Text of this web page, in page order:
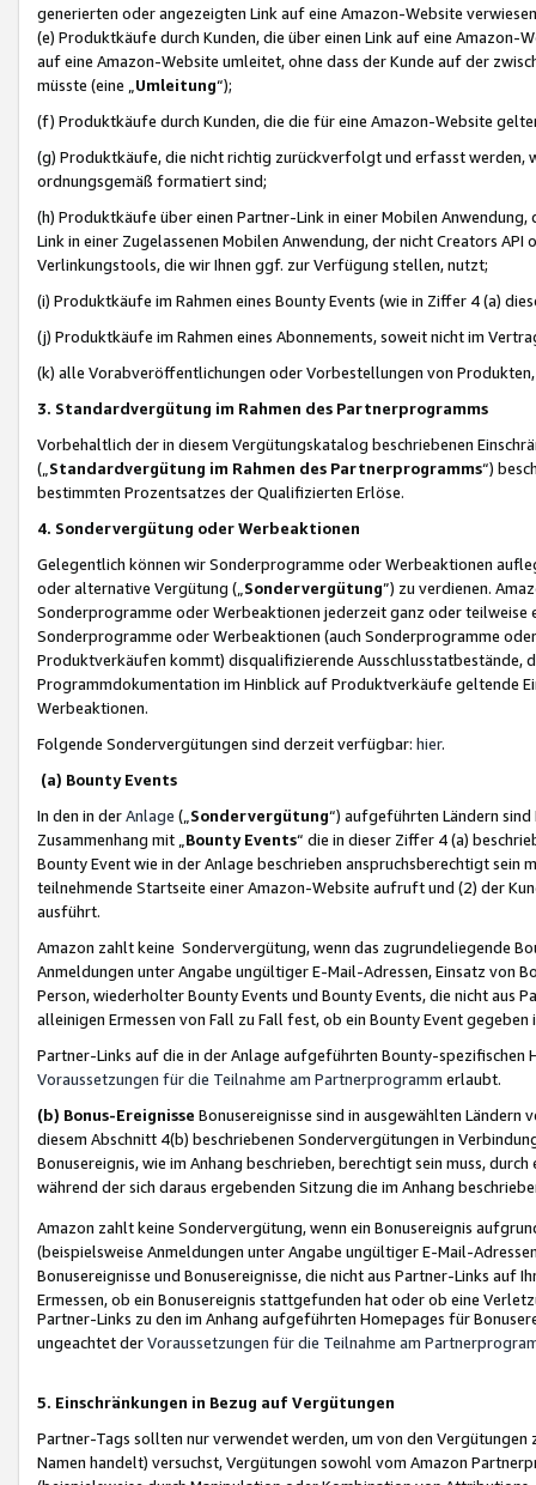
generierten oder angezeigten Link auf eine Amazon-Website
(e) Produktkäufe durch Kunden, die über einen Link auf eine
auf eine Amazon-Website umleitet, ohne dass der Kunde auf der
müsste (eine „ Umleitung“);
(f) Produktkäufe durch Kunden, die die für eine Amazon-Website
(g) Produktkäufe, die nicht richtig zurückverfolgt und erfasst werden,
ordnungsgemäß formatiert sind;
(h) Produktkäufe über einen Partner-Link in einer Mobilen
Link in einer Zugelassenen Mobilen Anwendung, der nicht Creators
Verlinkungstools, die wir Ihnen ggf. zur Verfügung stellen, nutzt;
(i) Produktkäufe im Rahmen eines Bounty Events (wie in Ziffer 4 (a)
(j) Produktkäufe im Rahmen eines Abonnements, soweit nicht im
(k) alle Vorabveröffentlichungen oder Vorbestellungen von
3. Standardvergütung im Rahmen des Partnerprogramms
Vorbehaltlich der in diesem Vergütungskatalog beschriebenen
(„ Standardvergütung im Rahmen des Partnerprogramms“)
bestimmten Prozentsatzes der Qualifizierten Erlöse.
4. Sondervergütung oder Werbeaktionen
Gelegentlich können wir Sonderprogramme oder Werbeaktionen
oder alternative Vergütung („ Sondervergütung”) zu verdienen.
Sonderprogramme oder Werbeaktionen jederzeit ganz oder
Sonderprogramme oder Werbeaktionen (auch Sonderprogramme
Produktverkäufen kommt) disqualifizierende Ausschlusstatbestände,
Programmdokumentation im Hinblick auf Produktverkäufe geltende
Werbeaktionen.
Folgende Sondervergütungen sind derzeit verfügbar: hier.
(a) Bounty Events
In den in derAnlage („ Sondervergütung“) aufgeführten Ländern
Zusammenhang mit „ Bounty Events“ die in dieser Ziffer 4 (a)
Bounty Event wie in der Anlage beschrieben anspruchsberechtigt sein
teilnehmende Startseite einer Amazon-Website aufruft und (2) der
ausführt.
Amazon zahlt keine Sondervergütung, wenn das zugrundeliegende
Anmeldungen unter Angabe ungültiger E-Mail-Adressen, Einsatz von
Person, wiederholter Bounty Events und Bounty Events, die nicht
alleinigen Ermessen von Fall zu Fall fest, ob ein Bounty Event
Partner-Links auf die in der Anlage aufgeführten Bounty-spezifischen
Voraussetzungen für die Teilnahme am Partnerprogramm erlaubt.
(b) Bonus-Ereignisse Bonusereignisse sind in ausgewählten Ländern
diesem Abschnitt 4(b) beschriebenen Sondervergütungen in
Bonusereignis, wie im Anhang beschrieben, berechtigt sein muss,
während der sich daraus ergebenden Sitzung die im Anhang
Amazon zahlt keine Sondervergütung, wenn ein Bonusereignis
(beispielsweise Anmeldungen unter Angabe ungültiger E-Mail-
Bonusereignisse und Bonusereignisse, die nicht aus Partner-Links auf
Ermessen, ob ein Bonusereignis stattgefunden hat oder ob eine
Partner-Links zu den im Anhang aufgeführten Homepages für
ungeachtet derVoraussetzungen für die Teilnahme am
5. Einschränkungen in Bezug auf Vergütungen
Partner-Tags sollten nur verwendet werden, um von den
Namen handelt) versuchst, Vergütungen sowohl vom Amazon